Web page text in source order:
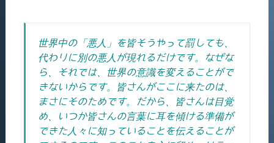
世界中の「悪人」を皆そうやって罰しても、
代わりに別の悪人が現れるだけです。なぜな
ら、それでは、世界の意識を変えることがで
きないからです。皆さんがここに来たのは、
まさにそのためです。
だから、皆さんは目覚
め、いつか皆さんの言葉に耳を傾ける準備が
できた人々に知っていることを伝えることが